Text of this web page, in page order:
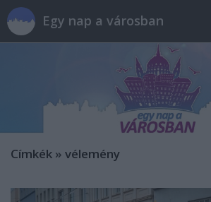
Egy nap a városban
Címkék » vélemény